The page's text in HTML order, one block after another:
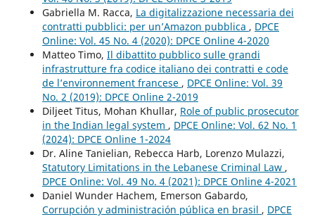
Gabriella M. Racca, La digitalizzazione necessaria dei
contratti pubblici: per un’Amazon pubblica , DPCE
Online: Vol. 45 No. 4 (2020): DPCE Online 4-2020
Matteo Timo, Il dibattito pubblico sulle grandi
infrastrutture fra codice italiano dei contratti e code
de l’environnement francese , DPCE Online: Vol. 39
No. 2 (2019): DPCE Online 2-2019
Diljeet Titus, Mohan Khullar, Role of public prosecutor
in the Indian legal system , DPCE Online: Vol. 62 No. 1
(2024): DPCE Online 1-2024
Dr. Aline Tanielian, Rebecca Harb, Lorenzo Mulazzi,
Statutory Limitations in the Lebanese Criminal Law ,
DPCE Online: Vol. 49 No. 4 (2021): DPCE Online 4-2021
Daniel Wunder Hachem, Emerson Gabardo,
Corrupción y administración pública en brasil , DPCE